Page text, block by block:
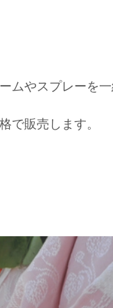
ムやスプレーを
で販売します。